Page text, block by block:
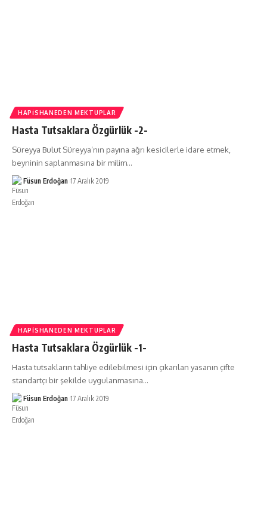
HAPISHANEDEN MEKTUPLAR
Hasta Tutsaklara Özgürlük -2-
Süreyya Bulut Süreyya’nın payına ağrı kesicilerle idare etmek,
beyninin saplanmasına bir milim…
Füsun Erdoğan 17 Aralık 2019
HAPISHANEDEN MEKTUPLAR
Hasta Tutsaklara Özgürlük -1-
Hasta tutsakların tahliye edilebilmesi için çıkarılan yasanın çifte
standartçı bir şekilde uygulanmasına…
Füsun Erdoğan 17 Aralık 2019